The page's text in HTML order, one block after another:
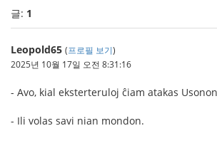
글: 1
Leopold65 (프로필 보기)
2025년 10월 17일 오전 8:31:16
- Avo, kial eksterteruloj ĉiam atakas
- Ili volas savi nian mondon.